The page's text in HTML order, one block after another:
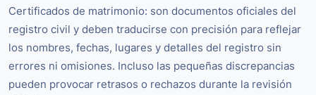
Certificados de matrimonio: son documentos oficiales del
registro civil y deben traducirse con precisión para reflejar
los nombres, fechas, lugares y detalles del registro sin
errores ni omisiones. Incluso las pequeñas discrepancias
pueden provocar retrasos o rechazos durante la revisión